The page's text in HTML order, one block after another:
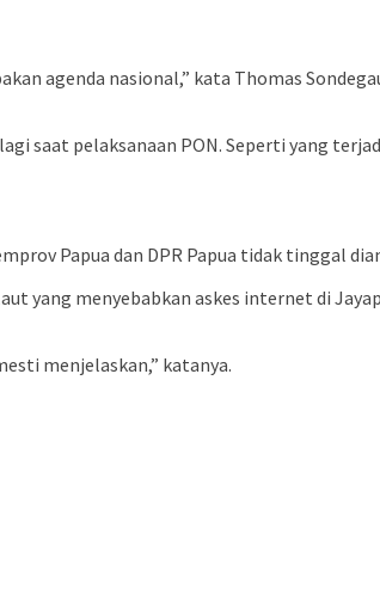
agenda nasional,” kata Thomas
saat pelaksanaan PON. Seperti yang
Papua dan DPR Papua tidak tinggal
yang menyebabkan askes internet di
menjelaskan,” katanya.